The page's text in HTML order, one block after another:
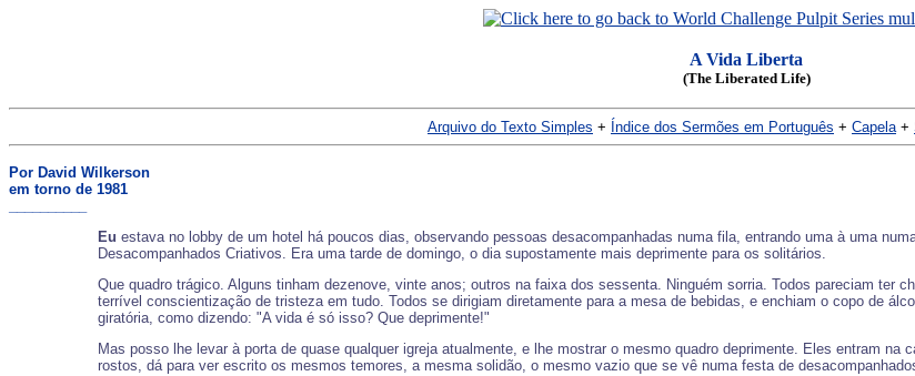
A Vida Liberta
(The Liberated Life)
Arquivo do Texto Simples + Índice dos Sermões em Português + Capela+
Por David Wilkerson
em torno de 1981
Eu estava no lobby de um hotel há poucos dias, observando pessoas desacompanhadas numa fila, entrando uma à uma
Desacompanhados Criativos. Era uma tarde de domingo, o dia supostamente mais deprimente para os solitários.
Que quadro trágico. Alguns tinham dezenove, vinte anos; outros na faixa dos sessenta. Ninguém sorria. Todos pareciam ter
terrível conscientização de tristeza em tudo. Todos se dirigiam diretamente para a mesa de bebidas, e enchiam o copo de
giratória, como dizendo: "A vida é só isso? Que deprimente!"
Mas posso lhe levar à porta de quase qualquer igreja atualmente, e lhe mostrar o mesmo quadro deprimente. Eles entram
rostos, dá para ver escrito os mesmos temores, a mesma solidão, o mesmo vazio que se vê numa festa de